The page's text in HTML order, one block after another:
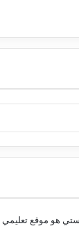
هو موقع تعليمي